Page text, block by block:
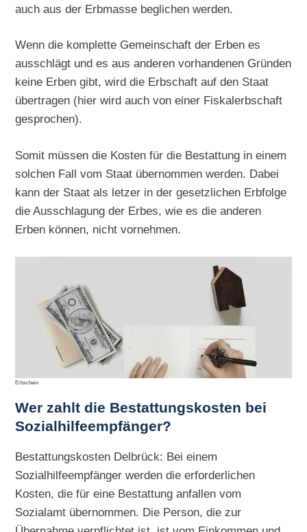
auch aus der Erbmasse beglichen werden.
Wenn die komplette Gemeinschaft der Erben es
ausschlägt und es aus anderen vorhandenen Gründen
keine Erben gibt, wird die Erbschaft auf den Staat
übertragen (hier wird auch von einer Fiskalerbschaft
gesprochen).
Somit müssen die Kosten für die Bestattung in einem
solchen Fall vom Staat übernommen werden. Dabei
kann der Staat als letzer in der gesetzlichen Erbfolge
die Ausschlagung der Erbes, wie es die anderen
Erben können, nicht vornehmen.
Erbschein
Wer zahlt die Bestattungskosten bei
Sozialhilfeempfänger?
Bestattungskosten Delbrück: Bei einem
Sozialhilfeempfänger werden die erforderlichen
Kosten, die für eine Bestattung anfallen vom
Sozialamt übernommen. Die Person, die zur